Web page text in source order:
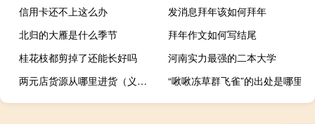
信用卡还不上这么办
发消息拜年该如何拜年
北归的大雁是什么季节
拜年作文如何写结尾
桂花枝都剪掉了还能长好吗
河南实力最强的二本大学
两元店货源从哪里进货（义乌两元店进货渠道）
“啾啾冻草群飞雀”的出处是哪里